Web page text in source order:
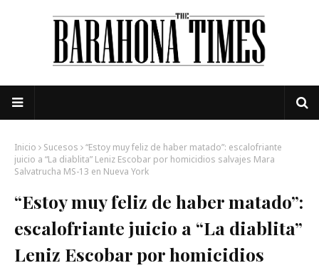
Inicio Sucesos
“Estoy muy feliz de haber matado”: escalofriante
juicio a “La diablita” Leniz Escobar por homicidios salvajes Mara
Salvatrucha MS-13 en Nueva York
“Estoy muy feliz de haber matado”:
escalofriante juicio a “La diablita”
Leniz Escobar por homicidios